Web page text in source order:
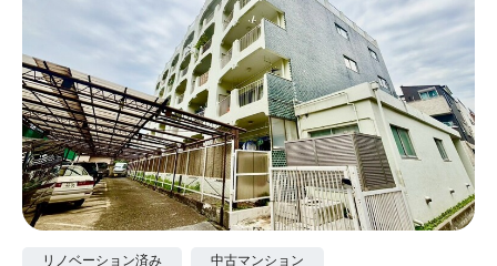
リノベーション済み 中古マンション